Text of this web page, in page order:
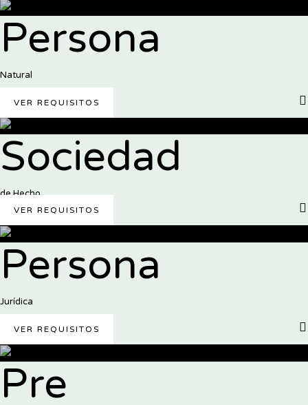
Persona
Natural
VER REQUISITOS
Sociedad
de Hecho
VER REQUISITOS
Persona
Jurídica
VER REQUISITOS
Pre